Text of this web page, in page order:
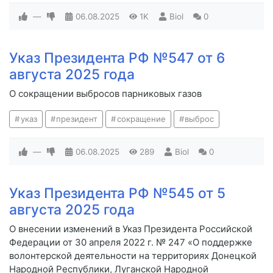
— 06.08.2025 1K Biol 0
Указ Президента РФ №547 от 6
августа 2025 года
О сокращении выбросов парниковых газов
указ президент сокращение выброс
— 06.08.2025 289 Biol 0
Указ Президента РФ №545 от 5
августа 2025 года
О внесении изменений в Указ Президента Российской
Федерации от 30 апреля 2022 г. № 247 «О поддержке
волонтерской деятельности на территориях Донецкой
Народной Республики, Луганской Народной